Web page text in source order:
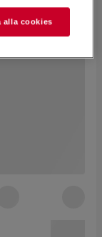
alla cookies